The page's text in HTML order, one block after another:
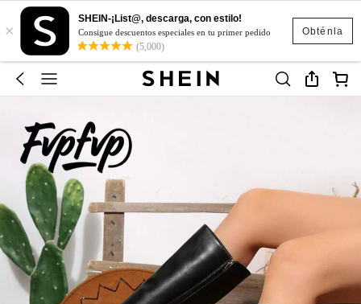
Obténla
×
SHEIN-¡List@, descarga, con estilo!
Consigue descuentos especiales en tu primer pedido
(5,000)